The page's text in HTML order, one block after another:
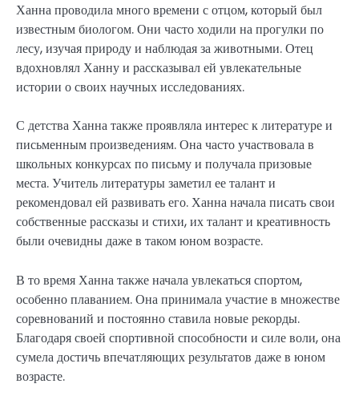
Ханна проводила много времени с отцом, который был
известным биологом. Они часто ходили на прогулки по
лесу, изучая природу и наблюдая за животными. Отец
вдохновлял Ханну и рассказывал ей увлекательные
истории о своих научных исследованиях.
С детства Ханна также проявляла интерес к литературе и
письменным произведениям. Она часто участвовала в
школьных конкурсах по письму и получала призовые
места. Учитель литературы заметил ее талант и
рекомендовал ей развивать его. Ханна начала писать свои
собственные рассказы и стихи, их талант и креативность
были очевидны даже в таком юном возрасте.
В то время Ханна также начала увлекаться спортом,
особенно плаванием. Она принимала участие в множестве
соревнований и постоянно ставила новые рекорды.
Благодаря своей спортивной способности и силе воли, она
сумела достичь впечатляющих результатов даже в юном
возрасте.